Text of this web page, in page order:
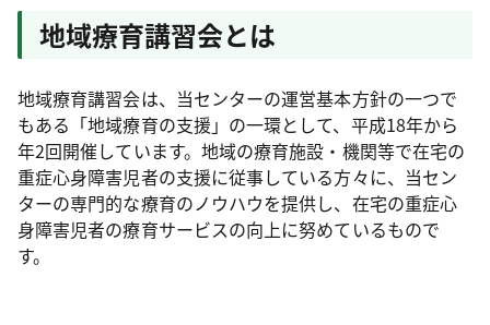
地域療育講習会とは
地域療育講習会は、当センターの運営基本方針の一つで
もある「地域療育の支援」の一環として、平成18年から
年2回開催しています。地域の療育施設・機関等で在宅の
重症心身障害児者の支援に従事している方々に、当セン
ターの専門的な療育のノウハウを提供し、在宅の重症心
身障害児者の療育サービスの向上に努めているもので
す。